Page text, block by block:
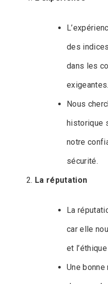
des
dans les
exigeantes.
Nous
historique
notre
sécurité.
La réputation
La
car elle
et
Une